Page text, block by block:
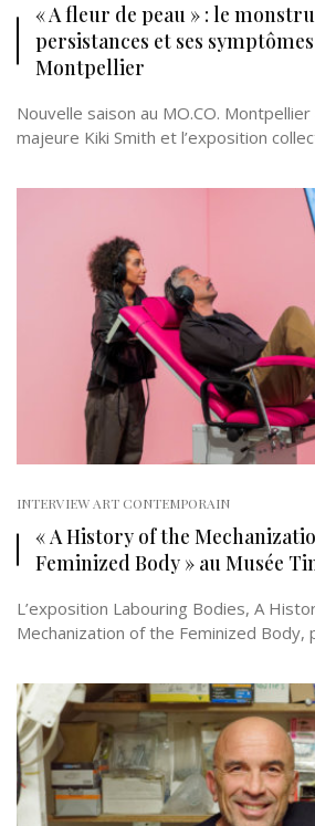
« A fleur de peau » : le
persistances et ses
Montpellier
Nouvelle saison au MO.CO. Montpellier
majeure Kiki Smith et l’exposition
INTERVIEW ART CONTEMPORAIN
« A History of the
Feminized Body » au Musée
L’exposition Labouring Bodies, A
Mechanization of the Feminized Body,